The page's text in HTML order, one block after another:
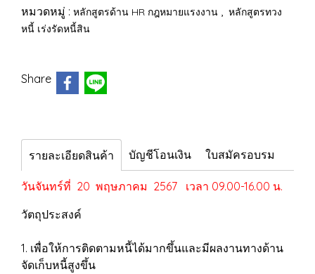
หมวดหมู่ : หลักสูตรด้าน HR กฎหมายแรงงาน , หลักสูตรทวง
หนี้ เร่งรัดหนี้สิน
Share
รายละเอียดสินค้า บัญชีโอนเงิน ใบสมัครอบรม
วันจันทร์ที่ 20 พฤษภาคม 2567 เวลา 09.00-16.00 น.
วัตถุประสงค์
1. เพื่อให้การติดตามหนี้ได้มากขึ้นและมีผลงานทางด้าน
จัดเก็บหนี้สูงขึ้น